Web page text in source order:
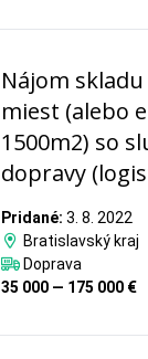
Nájom
miest (alebo
1500m2) so
dopravy
Pridané: 3. 8. 2022
Bratislavský kraj
Doprava
35 000 — 175 000 €